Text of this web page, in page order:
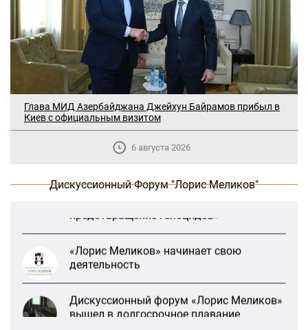
Глава МИД Азербайджана Джейхун Байрамов прибыл в
Киев с официальным визитом
6 августа 2026
Дискуссионный Форум "Лорис Меликов"
В Москве прошло заседание
дискуссионного форума «Лорис
деятельность
Дискуссионный форум «Лорис Меликов»
вышел в долгосрочное плавание
В Москве прошло заседание